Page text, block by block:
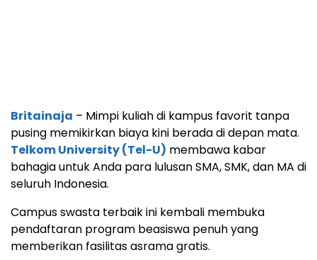
Britainaja – Mimpi kuliah di kampus favorit tanpa
pusing memikirkan biaya kini berada di depan mata.
Telkom University (Tel-U) membawa kabar
bahagia untuk Anda para lulusan SMA, SMK, dan MA di
seluruh Indonesia.
Campus swasta terbaik ini kembali membuka
pendaftaran program beasiswa penuh yang
memberikan fasilitas asrama gratis.